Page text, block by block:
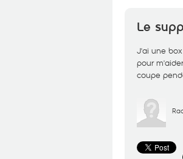
Le
J'ai une
pour
coupe